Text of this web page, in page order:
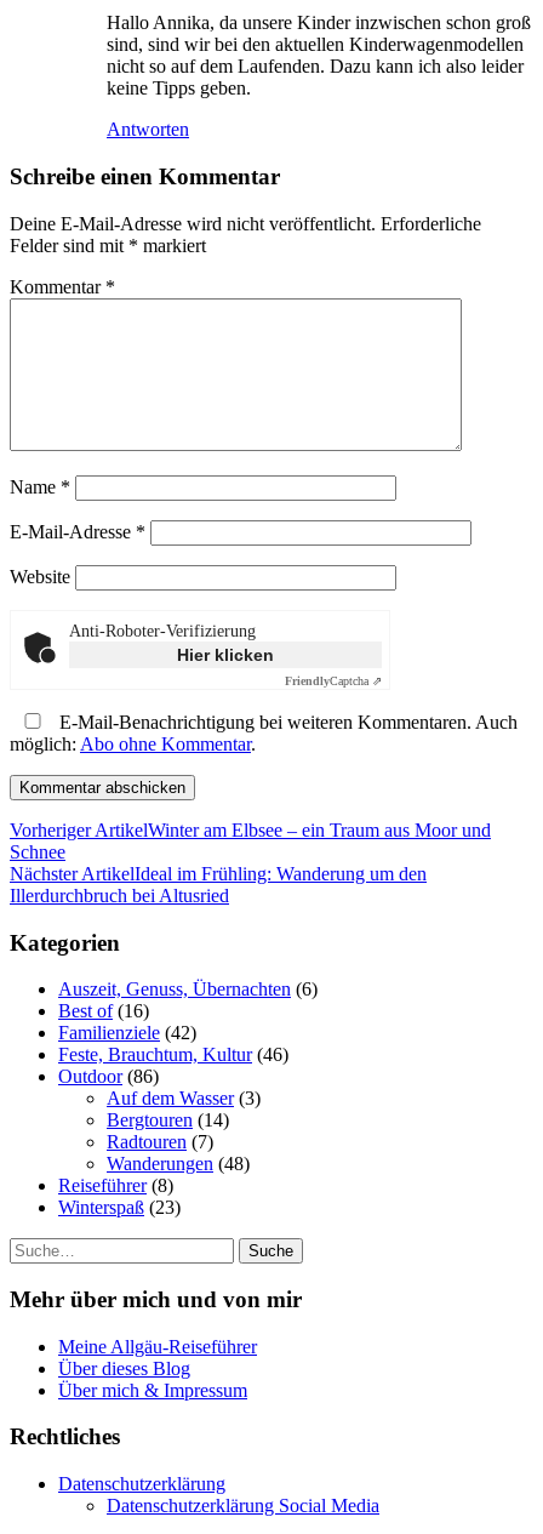
Hallo Annika, da unsere Kinder inzwischen schon groß
sind, sind wir bei den aktuellen Kinderwagenmodellen
nicht so auf dem Laufenden. Dazu kann ich also leider
keine Tipps geben.
Antworten
Schreibe einen Kommentar
Deine E-Mail-Adresse wird nicht veröffentlicht. Erforderliche
Felder sind mit * markiert
Kommentar *
Name *
E-Mail-Adresse *
Website
Anti-Roboter-Verifizierung
Hier klicken
FriendlyCaptcha ⇗
E-Mail-Benachrichtigung bei weiteren Kommentaren. Auch
möglich: Abo ohne Kommentar.
Vorheriger ArtikelWinter am Elbsee – ein Traum aus Moor und
Schnee
Nächster ArtikelIdeal im Frühling: Wanderung um den
Illerdurchbruch bei Altusried
Kategorien
Auszeit, Genuss, Übernachten (6)
Best of(16)
Familienziele (42)
Feste, Brauchtum, Kultur(46)
Outdoor(86)
Auf dem Wasser(3)
Bergtouren (14)
Radtouren (7)
Wanderungen (48)
Reiseführer(8)
Winterspaß (23)
Suche
Mehr über mich und von mir
Meine Allgäu-Reiseführer
Über dieses Blog
Über mich & Impressum
Rechtliches
Datenschutzerklärung
Datenschutzerklärung Social Media